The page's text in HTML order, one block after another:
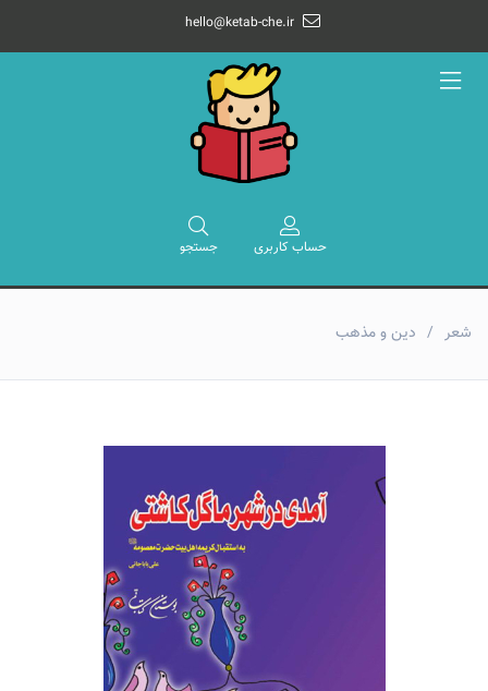
hello@ketab-che.ir
حساب کاربری جستجو
صفحه اصلی
درباره ما
شعر دین و مذهب